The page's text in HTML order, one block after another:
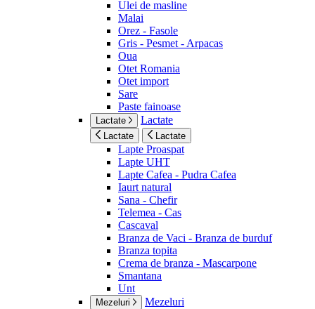
Ulei de masline
Malai
Orez - Fasole
Gris - Pesmet - Arpacas
Oua
Otet Romania
Otet import
Sare
Paste fainoase
Lactate Lactate
Lactate Lactate
Lapte Proaspat
Lapte UHT
Lapte Cafea - Pudra Cafea
Iaurt natural
Sana - Chefir
Telemea - Cas
Cascaval
Branza de Vaci - Branza de burduf
Branza topita
Crema de branza - Mascarpone
Smantana
Unt
Mezeluri Mezeluri